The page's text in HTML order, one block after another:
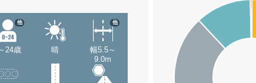
24歳
他
晴
幅5.5～
9.0m
他